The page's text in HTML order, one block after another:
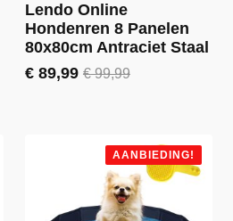
Lendo Online
Hondenren 8 Panelen
80x80cm Antraciet Staal
€99,99
Oorspronkelijke
€ 89,99
Huidige
AANBIEDING!